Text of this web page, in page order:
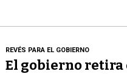
REVÉS PARA EL GOBIERNO
El gobierno retira